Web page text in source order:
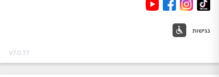
נגישות
V7.0.77